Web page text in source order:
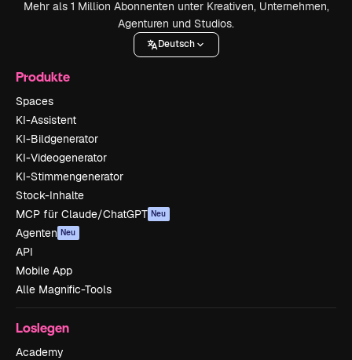
Mehr als 1 Million Abonnenten unter Kreativen, Unternehmen,
Agenturen und Studios.
Deutsch
Produkte
Spaces
KI-Assistent
KI-Bildgenerator
KI-Videogenerator
KI-Stimmengenerator
Stock-Inhalte
MCP für Claude/ChatGPT Neu
Agenten Neu
API
Mobile App
Alle Magnific-Tools
Loslegen
Academy